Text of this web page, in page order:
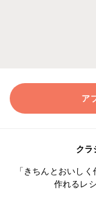
ア
クラ
「きちんとおいし
作れるレ